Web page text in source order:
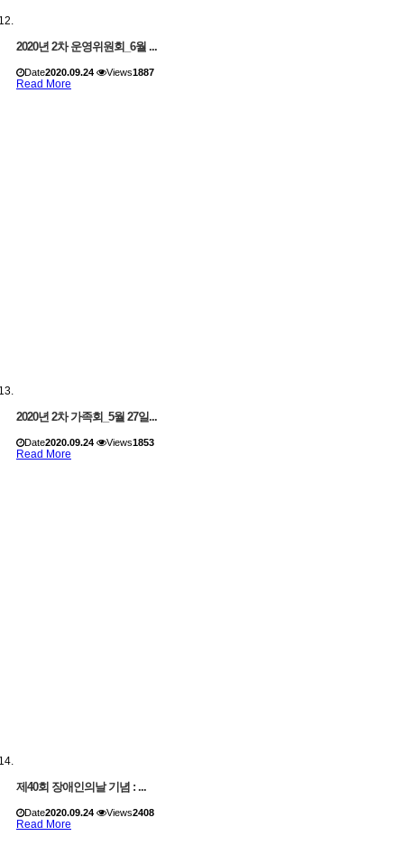
2020년 2차 운영위원회_6월 ...
Date2020.09.24 Views1887
Read More
2020년 2차 가족회_5월 27일...
Date2020.09.24 Views1853
Read More
제40회 장애인의날 기념 : ...
Date2020.09.24 Views2408
Read More